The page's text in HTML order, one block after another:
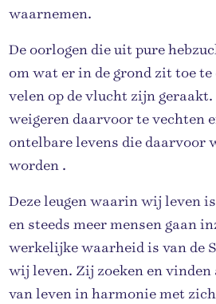
waarnemen.
De oorlogen die uit pure
om wat er in de grond zit toe
velen op de vlucht zijn geraakt.
weigeren daarvoor te vechten
ontelbare levens die daarvoor
worden .
Deze leugen waarin wij leven
en steeds meer mensen gaan
werkelijke waarheid is van de
wij leven. Zij zoeken en vinden
van leven in harmonie met